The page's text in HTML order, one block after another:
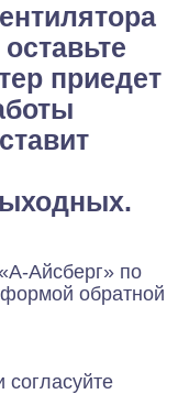
приедет
Айсберг» по
обратной